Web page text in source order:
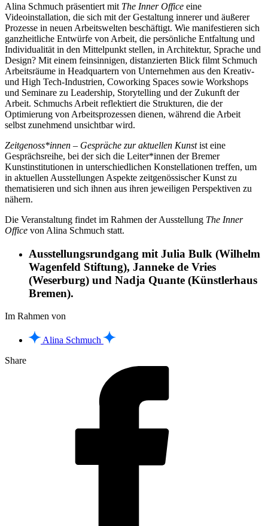
Alina Schmuch präsentiert mit The Inner Office eine
Videoinstallation, die sich mit der Gestaltung innerer und äußerer
Prozesse in neuen Arbeitswelten beschäftigt. Wie manifestieren sich
ganzheitliche Entwürfe von Arbeit, die persönliche Entfaltung und
Individualität in den Mittelpunkt stellen, in Architektur, Sprache und
Design? Mit einem feinsinnigen, distanzierten Blick filmt Schmuch
Arbeitsräume in Headquartern von Unternehmen aus den Kreativ-
und High Tech-Industrien, Coworking Spaces sowie Workshops
und Seminare zu Leadership, Storytelling und der Zukunft der
Arbeit. Schmuchs Arbeit reflektiert die Strukturen, die der
Optimierung von Arbeitsprozessen dienen, während die Arbeit
selbst zunehmend unsichtbar wird.
Zeitgenoss*innen – Gespräche zur aktuellen Kunstist eine
Gesprächsreihe, bei der sich die Leiter*innen der Bremer
Kunstinstitutionen in unterschiedlichen Konstellationen treffen, um
in aktuellen Ausstellungen Aspekte zeitgenössischer Kunst zu
thematisieren und sich ihnen aus ihren jeweiligen Perspektiven zu
nähern.
Die Veranstaltung findet im Rahmen der Ausstellung The Inner
Office von Alina Schmuch statt.
Ausstellungsrundgang mit Julia Bulk (Wilhelm
Wagenfeld Stiftung), Janneke de Vries
(Weserburg) und Nadja Quante (Künstlerhaus
Bremen).
Im Rahmen von
Alina Schmuch
Share